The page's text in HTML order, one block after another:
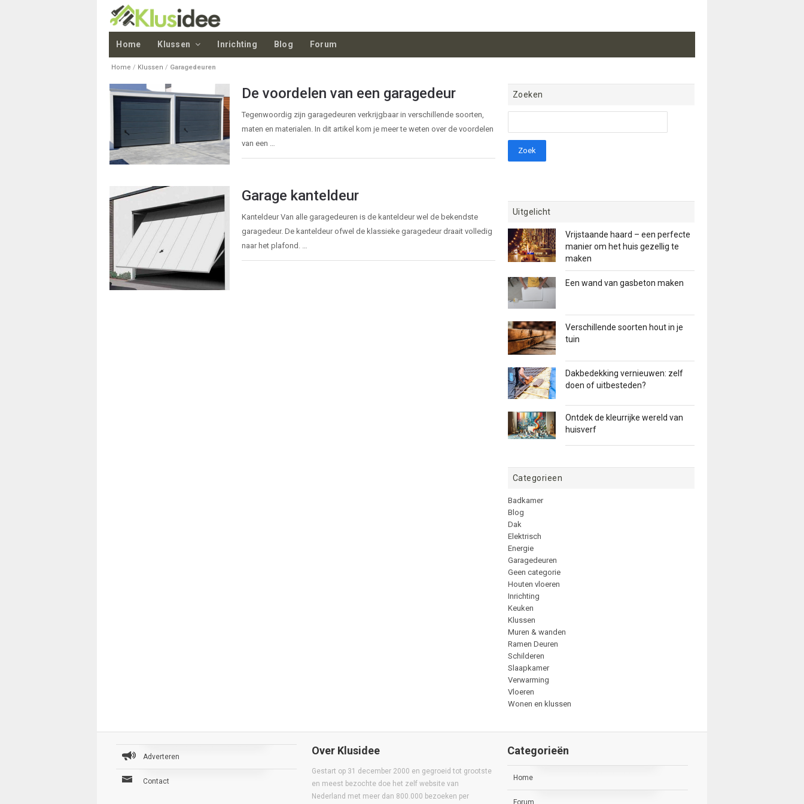
Home Klussen Inrichting Blog Forum
Home / Klussen / Garagedeuren
De voordelen van een garagedeur
Tegenwoordig zijn garagedeuren verkrijgbaar in verschillende soorten,
maten en materialen. In dit artikel kom je meer te weten over de voordelen
van een …
Garage kanteldeur
Kanteldeur Van alle garagedeuren is de kanteldeur wel de bekendste
garagedeur. De kanteldeur ofwel de klassieke garagedeur draait volledig
naar het plafond. …
Zoeken
Uitgelicht
Vrijstaande haard – een perfecte
manier om het huis gezellig te
maken
Een wand van gasbeton maken
Verschillende soorten hout in je
tuin
Dakbedekking vernieuwen: zelf
doen of uitbesteden?
Ontdek de kleurrijke wereld van
huisverf
Categorieen
Badkamer
Blog
Dak
Elektrisch
Energie
Garagedeuren
Geen categorie
Houten vloeren
Inrichting
Keuken
Klussen
Muren & wanden
Ramen Deuren
Schilderen
Slaapkamer
Verwarming
Vloeren
Wonen en klussen
Adverteren
Contact
Over Klusidee
Gestart op 31 december 2000 en gegroeid tot grootste
en meest bezochte doe het zelf website van
Nederland met meer dan 800.000 bezoeken per
Categorieën
Home
Forum